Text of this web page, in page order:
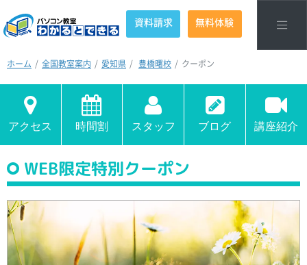
資料請求 無料体験
ホーム 全国教室案内 愛知県 豊橋曙校 クーポン
アクセス 時間割 スタッフ ブログ 講座紹介
WEB限定特別クーポン